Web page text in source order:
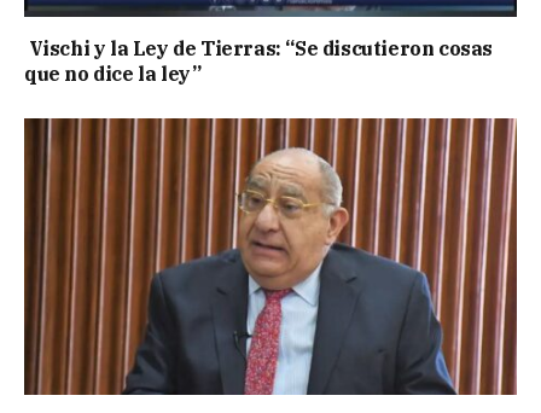
Vischi y la Ley de Tierras: “Se discutieron cosas
que no dice la ley”